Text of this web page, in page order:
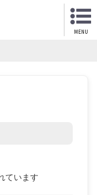
MENU
ています